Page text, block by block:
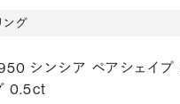
ング
シンシア ペアシェイプ
0.5ct